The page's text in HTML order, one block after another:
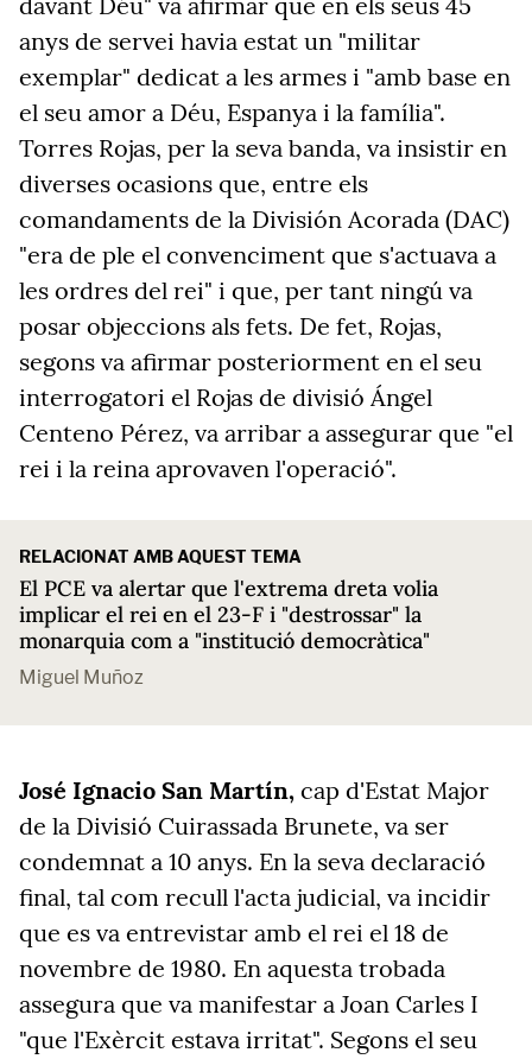
anys de servei havia estat un "militar
exemplar" dedicat a les armes i "amb base en
el seu amor a Déu, Espanya i la família".
Torres Rojas, per la seva banda, va insistir en
diverses ocasions que, entre els
comandaments de la División Acorada (DAC)
"era de ple el convenciment que s'actuava a
les ordres del rei" i que, per tant ningú va
posar objeccions als fets. De fet, Rojas,
segons va afirmar posteriorment en el seu
interrogatori el Rojas de divisió Ángel
Centeno Pérez, va arribar a assegurar que "el
rei i la reina aprovaven l'operació".
RELACIONAT AMB AQUEST TEMA
El PCE va alertar que l'extrema dreta volia
implicar el rei en el 23-F i "destrossar" la
monarquia com a "institució democràtica"
Miguel Muñoz
José Ignacio San Martín, cap d'Estat Major
de la Divisió Cuirassada Brunete, va ser
condemnat a 10 anys. En la seva declaració
final, tal com recull l'acta judicial, va incidir
que es va entrevistar amb el rei el 18 de
novembre de 1980. En aquesta trobada
assegura que va manifestar a Joan Carles I
"que l'Exèrcit estava irritat". Segons el seu